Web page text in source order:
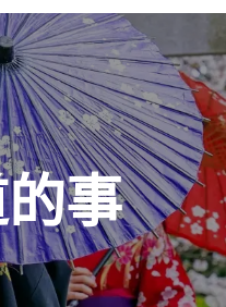
事